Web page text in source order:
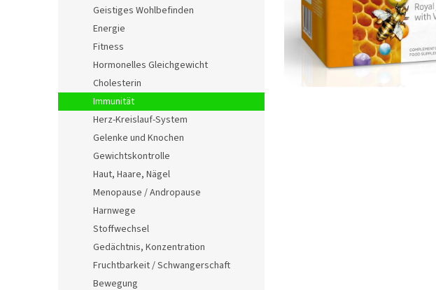
Geistiges Wohlbefinden
Energie
Fitness
Hormonelles Gleichgewicht
Cholesterin
Immunität
Herz-Kreislauf-System
Gelenke und Knochen
Gewichtskontrolle
Haut, Haare, Nägel
Menopause / Andropause
Harnwege
Stoffwechsel
Gedächtnis, Konzentration
Fruchtbarkeit / Schwangerschaft
Bewegung